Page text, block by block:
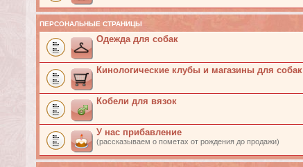
ПЕРСОНАЛЬНЫЕ СТРАНИЦЫ
Одежда для собак
Кинологические клубы и магазины для собак
Кобели для вязок
У нас прибавление
(рассказываем о пометах от рождения до продажи)